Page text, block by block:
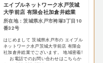
エイブルネットワーク水戸茨城
大学前店 有限会社加倉井総業
所在地：茨城県水戸市袴塚3丁目10
番32号
はじめまして 茨城県水戸市の エイブル
ネットワーク水戸茨城大学前店 有限会
社加倉井総業でございます。 地域密着!
お電話でのお問い合わせはこちらか